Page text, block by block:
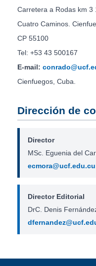
Carretera a Rodas km 3
Cuatro Caminos.
CP 55100
Tel: +53 43 500167
E-mail:
Cienfuegos, Cuba.
Dirección de
Director
MSc. Eguenia del
ecmora@ucf.edu.cu
Director Editorial
DrC. Denis